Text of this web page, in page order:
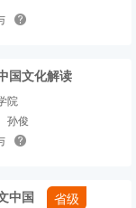
文化解读
院
孙俊
中国 省级